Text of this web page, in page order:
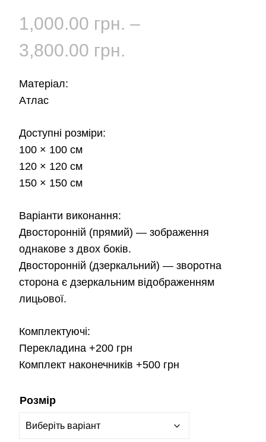
1,000.00 грн. –
3,800.00 грн.
Матеріал:
Атлас
Доступні розміри:
100 × 100 см
120 × 120 см
150 × 150 см
Варіанти виконання:
Двосторонній (прямий) — зображення
однакове з двох боків.
Двосторонній (дзеркальний) — зворотна
сторона є дзеркальним відображенням
лицьової.
Комплектуючі:
Перекладина +200 грн
Комплект наконечників +500 грн
Розмір